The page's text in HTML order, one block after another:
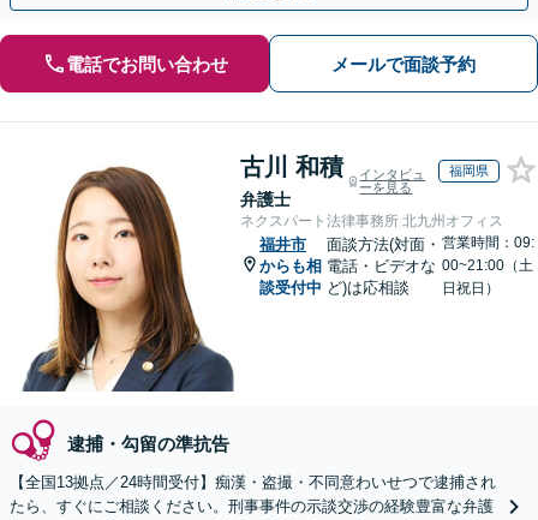
電話でお問い合わせ メールで面談予約
古川 和積
弁護士
インタビュ
ーを見る
福岡県
ネクスパート法律事務所 北九州オフィス
福井市
からも相
談受付中
面談方法(対面・
電話・ビデオな
ど)は応相談
営業時間：09:
00~21:00（土
日祝日）
逮捕・勾留の準抗告
【全国13拠点／24時間受付】痴漢・盗撮・不同意わいせつで逮捕され
たら、すぐにご相談ください。刑事事件の示談交渉の経験豊富な弁護